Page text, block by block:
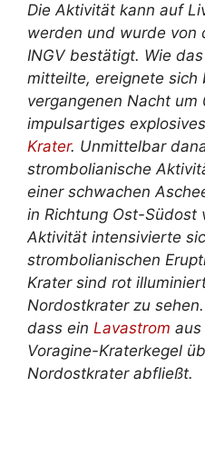
Die Aktivität kann auf
werden und wurde von
INGV bestätigt. Wie
mitteilte, ereignete sich
vergangenen Nacht um
impulsartiges
Krater. Unmittelbar
strombolianische
einer schwachen
in Richtung Ost-Südost
Aktivität intensivierte
strombolianischen
Krater sind rot
Nordostkrater zu
dass ein Lavastrom aus
Voragine-Kraterkegel
Nordostkrater abfließt.